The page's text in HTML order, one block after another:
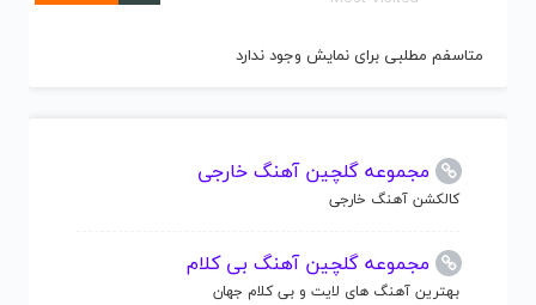
متاسفم مطلبی برای نمایش وجود ندارد
مجموعه گلچین آهنگ خارجی
کالکشن آهنگ خارجی
مجموعه گلچین آهنگ بی کلام
بهترین آهنگ های لایت و بی کلام جهان